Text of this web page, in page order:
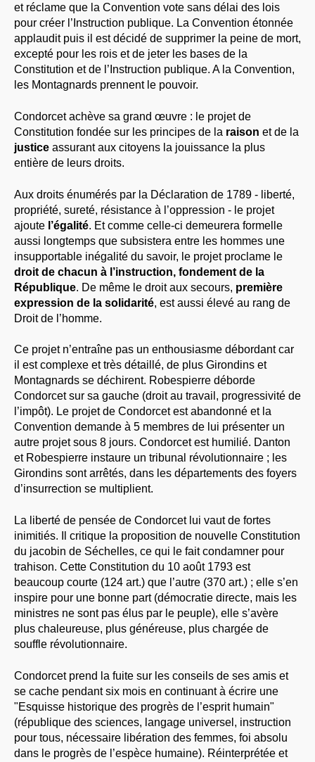
et réclame que la Convention vote sans délai des lois
pour créer l’Instruction publique. La Convention étonnée
applaudit puis il est décidé de supprimer la peine de mort,
excepté pour les rois et de jeter les bases de la
Constitution et de l’Instruction publique. A la Convention,
les Montagnards prennent le pouvoir.
Condorcet achève sa grand œuvre : le projet de
Constitution fondée sur les principes de la raison et de la
justice assurant aux citoyens la jouissance la plus
entière de leurs droits.
Aux droits énumérés par la Déclaration de 1789 - liberté,
propriété, sureté, résistance à l’oppression - le projet
ajoute l’égalité. Et comme celle-ci demeurera formelle
aussi longtemps que subsistera entre les hommes une
insupportable inégalité du savoir, le projet proclame le
droit de chacun à l’instruction, fondement de la
République. De même le droit aux secours, première
expression de la solidarité, est aussi élevé au rang de
Droit de l’homme.
Ce projet n’entraîne pas un enthousiasme débordant car
il est complexe et très détaillé, de plus Girondins et
Montagnards se déchirent. Robespierre déborde
Condorcet sur sa gauche (droit au travail, progressivité de
l’impôt). Le projet de Condorcet est abandonné et la
Convention demande à 5 membres de lui présenter un
autre projet sous 8 jours. Condorcet est humilié. Danton
et Robespierre instaure un tribunal révolutionnaire ; les
Girondins sont arrêtés, dans les départements des foyers
d’insurrection se multiplient.
La liberté de pensée de Condorcet lui vaut de fortes
inimitiés. Il critique la proposition de nouvelle Constitution
du jacobin de Séchelles, ce qui le fait condamner pour
trahison. Cette Constitution du 10 août 1793 est
beaucoup courte (124 art.) que l’autre (370 art.) ; elle s’en
inspire pour une bonne part (démocratie directe, mais les
ministres ne sont pas élus par le peuple), elle s’avère
plus chaleureuse, plus généreuse, plus chargée de
souffle révolutionnaire.
Condorcet prend la fuite sur les conseils de ses amis et
se cache pendant six mois en continuant à écrire une
"Esquisse historique des progrès de l’esprit humain"
(république des sciences, langage universel, instruction
pour tous, nécessaire libération des femmes, foi absolu
dans le progrès de l’espèce humaine). Réinterprétée et